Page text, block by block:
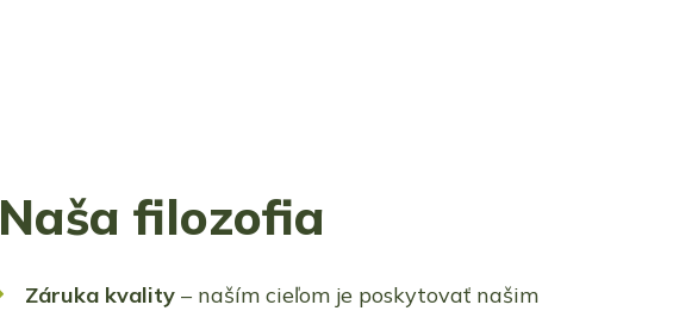
Naša filozofia
Záruka kvality – naším cieľom je poskytovať našim